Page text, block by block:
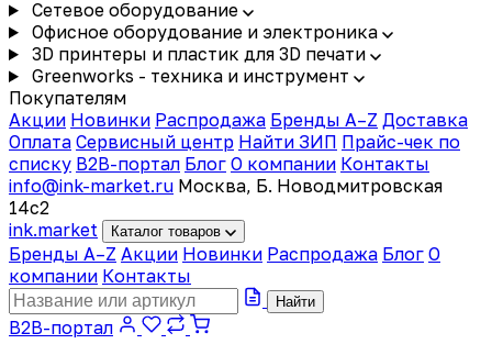
Сетевое оборудование
Офисное оборудование и электроника
3D принтеры и пластик для 3D печати
Greenworks - техника и инструмент
Покупателям
Акции Новинки Распродажа Бренды A–Z Доставка
Оплата Сервисный центр Найти ЗИП Прайс-чек по
списку B2B-портал Блог О компании Контакты
info@ink-market.ru Москва, Б. Новодмитровская
14с2
ink.market Каталог товаров
Бренды A–Z Акции Новинки Распродажа Блог О
компании Контакты
Найти
B2B-портал